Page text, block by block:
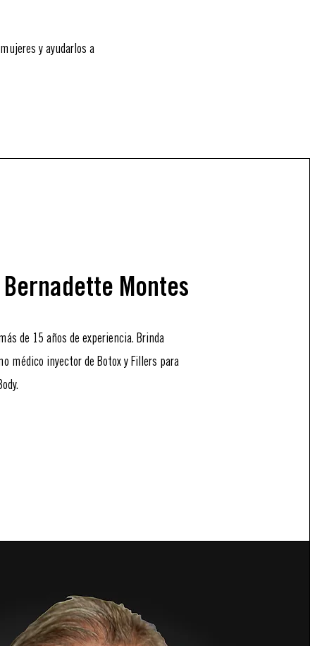
y ayudarlos a
Bernadette Montes
de 15 años de experiencia. Brinda
médico inyector de Botox y Fillers para